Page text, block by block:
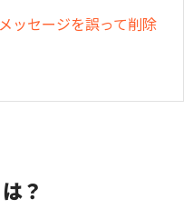
ッセージを誤って削除
？